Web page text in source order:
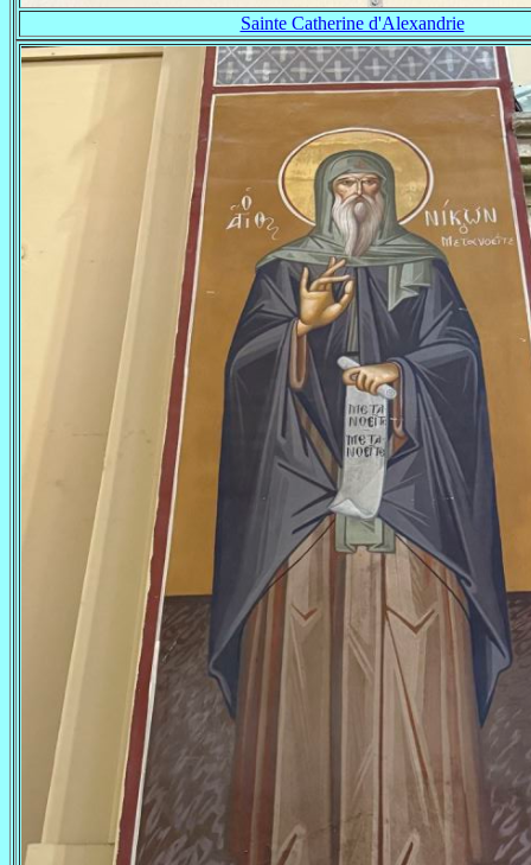
Sainte Catherine d'Alexandrie